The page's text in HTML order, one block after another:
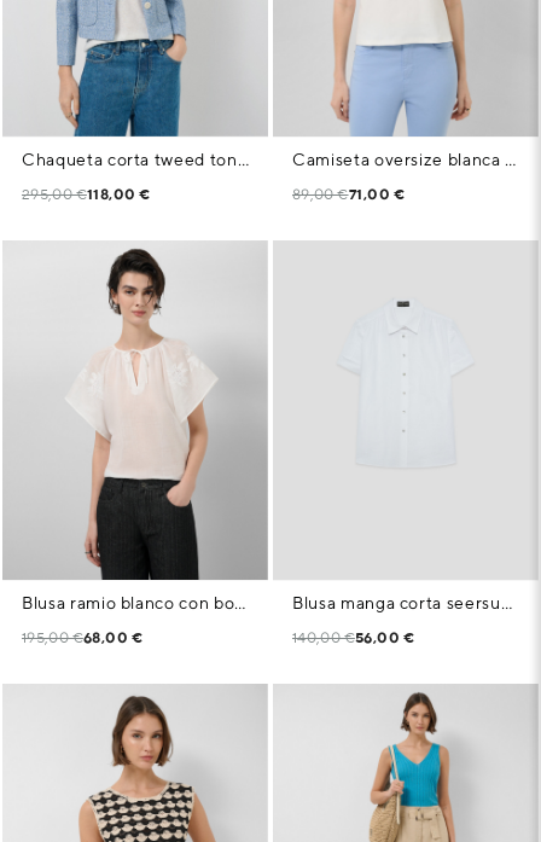
Chaqueta corta tweed tonos azules
295,00 €118,00 €
Camiseta oversize blanca con strass RV en pecho
89,00 €71,00 €
Blusa ramio blanco con bordado floral
195,00 €68,00 €
Blusa manga corta seersucker algodón blanco con listas
140,00 €56,00 €